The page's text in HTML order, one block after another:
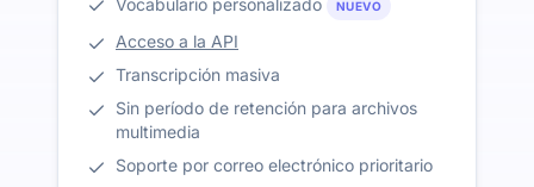
Vocabulario personalizado
NUEVO
Acceso a la API
Transcripción masiva
Sin período de retención para archivos
multimedia
Soporte por correo electrónico prioritario